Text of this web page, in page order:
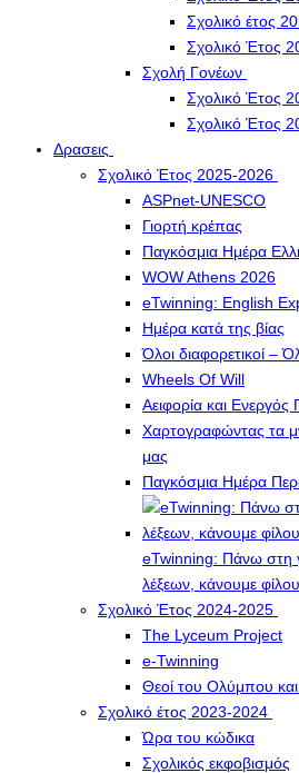
Σχολικό έτος
Σχολικό Έτος
Σχολή Γονέων
Σχολικό Έτος
Σχολικό Έτος
Δρασεις
Σχολικό Έτος 2025-2026
ASPnet-UNESCO
Γιορτή κρέπας
Παγκόσμια Ημέρα
WOW Athens 2026
eTwinning: English
Ημέρα κατά της βίας
Όλοι διαφορετικοί –
Wheels Of Will
Αειφορία και Ενεργός
Χαρτογραφώντας τα
μας
Παγκόσμια Ημέρα
eTwinning: Πάνω στη
λέξεων, κάνουμε
Σχολικό Έτος 2024-2025
The Lyceum Project
e-Twinning
Θεοί του Ολύμπου
Σχολικό έτος 2023-2024
Ώρα του κώδικα
Σχολικός εκφοβισμός